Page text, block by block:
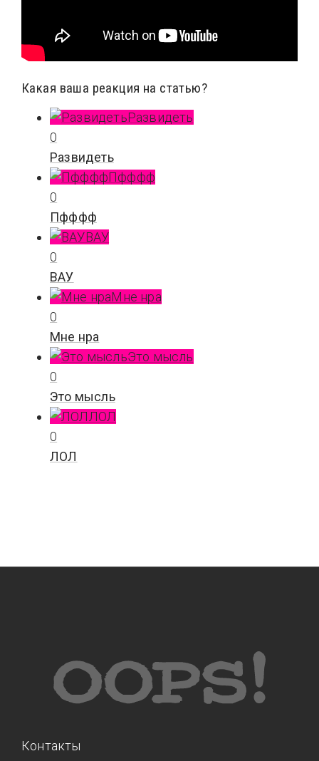
Какая ваша реакция на статью?
Развидеть
0
Развидеть
Пфффф
0
Пфффф
ВАУ
0
ВАУ
Мне нра
0
Мне нра
Это мысль
0
Это мысль
ЛОЛ
0
ЛОЛ
Контакты